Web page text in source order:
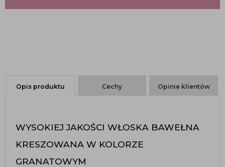
Opis produktu Cechy Opinie klientów
WYSOKIEJ JAKOŚCI WŁOSKA BAWEŁNA
KRESZOWANA W KOLORZE
GRANATOWYM